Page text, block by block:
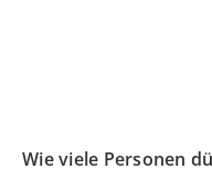
Wie viele Personen